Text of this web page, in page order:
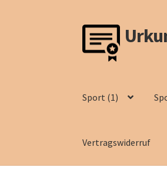
Zur
Navigation
springen
Zum
Inhalt
springen
Sport (1)
Vertragswiderruf